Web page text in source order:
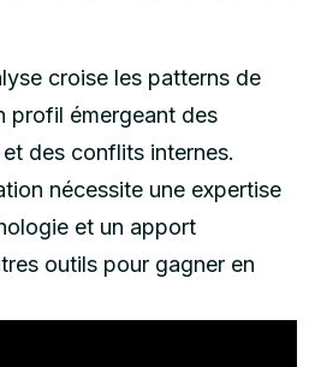
croise les patterns de
profil émergeant des
des conflits internes.
nécessite une expertise
et un apport
outils pour gagner en